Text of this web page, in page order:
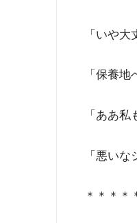
「いや大
「保養
「ああ
「悪い
＊＊＊＊